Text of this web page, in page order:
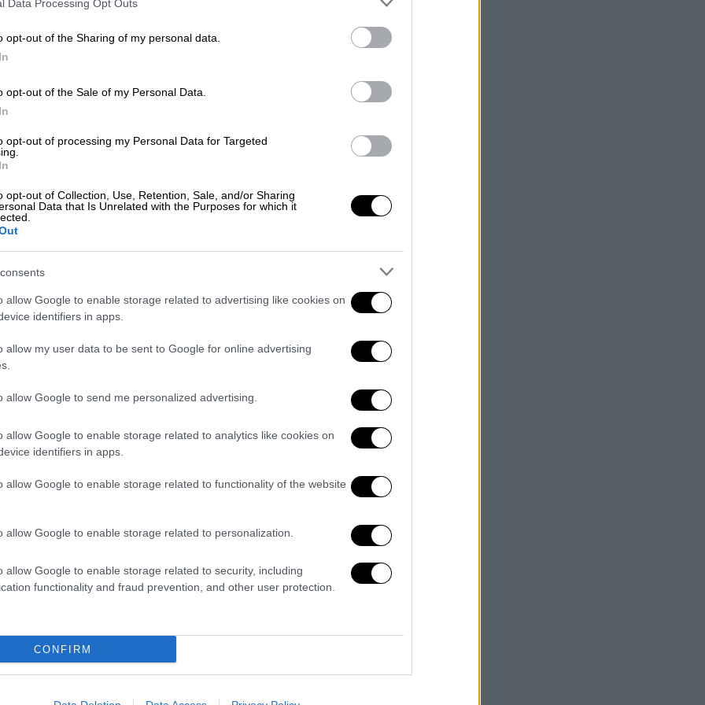
Data Processing Opt Outs
opt-out of the Sharing of my personal data.
opt-out of the Sale of my Personal Data.
opt-out of processing my Personal Data for Targeted
opt-out of Collection, Use, Retention, Sale, and/or Sharing
Data that Is Unrelated with the Purposes for which it
allow Google to enable storage related to advertising like cookies on
identifiers in apps.
allow my user data to be sent to Google for online advertising
allow Google to send me personalized advertising.
allow Google to enable storage related to analytics like cookies on
identifiers in apps.
allow Google to enable storage related to functionality of the website
allow Google to enable storage related to personalization.
allow Google to enable storage related to security, including
functionality and fraud prevention, and other user protection.
CONFIRM
αντιδήμαρχος Διοικητικών
Υπηρεσιών του Δήμου Αλεξάνδρειας,
Παιδεία|14.09.2024 06:35
Αιγύπτου
σπουδών και η ανταλλαγή φοιτητών
Συγκλονιστικές εικόνες από την
πολυκατοικία στην Αλεξάνδρεια -
Σε βίντεο-ντοκουμέντο που
δημοσιοποιήθηκε σε μέσα κοινωνικής
δικτύωσης καταγράφεται η στιγμή
Σαν Σήμερα|08.03.2023 00:00
Παγκόσμια Ημέρα της Γυναίκας: Η
όνειδος των Χριστιανών
Ο επονείδιστος θάνατος της Υπατίας
της Αλεξανδρινής έχει στιγματίσει